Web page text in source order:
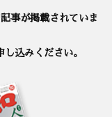
事が掲載されていま
込みください。